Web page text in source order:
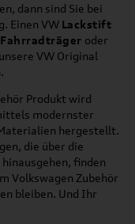
dann sind Sie bei
Einen VW Lackstift
Fahrradträger oder
VW Original
Produkt wird
modernster
hergestellt.
die über die
finden
Volkswagen Zubehör
bleiben. Und Ihr